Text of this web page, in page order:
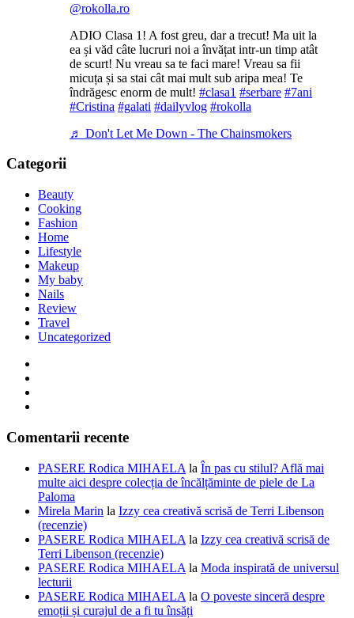
@rokolla.ro
ADIO Clasa 1! A fost greu, dar a trecut! Ma uit la
ea și văd câte lucruri noi a învățat intr-un timp atât
de scurt! Nu vreau sa te faci mare! Vreau sa fii
micuța și sa stai cât mai mult sub aripa mea! Te
îndrăgesc enorm de mult! #clasa1 #serbare #7ani
#Cristina #galati #dailyvlog #rokolla
♬ Don't Let Me Down - The Chainsmokers
Categorii
Beauty
Cooking
Fashion
Home
Lifestyle
Makeup
My baby
Nails
Review
Travel
Uncategorized
Comentarii recente
PASERE Rodica MIHAELA la În pas cu stilul? Află mai
multe aici despre colecția de încălțăminte de piele de La
Paloma
Mirela Marin la Izzy cea creativă scrisă de Terri Libenson
(recenzie)
PASERE Rodica MIHAELA la Izzy cea creativă scrisă de
Terri Libenson (recenzie)
PASERE Rodica MIHAELA la Moda inspirată de universul
lecturii
PASERE Rodica MIHAELA la O poveste sinceră despre
emoții și curajul de a fi tu însăți